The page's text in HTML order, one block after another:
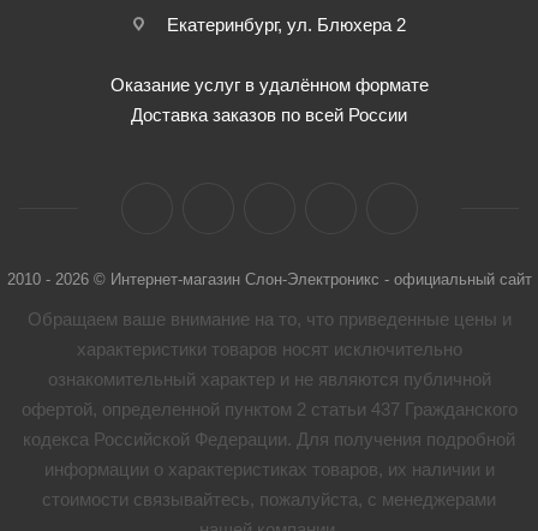
Екатеринбург, ул. Блюхера 2
Оказание услуг в удалённом формате
Доставка заказов по всей России
2010 - 2026 © Интернет-магазин Слон-Электроникс - официальный сайт
Обращаем ваше внимание на то, что приведенные цены и
характеристики товaров носят исключительно
ознакомительный характер и не являются публичной
офертой, определенной пунктом 2 статьи 437 Гражданского
кодекса Российской Федерации. Для получения подробной
информации о характеристиках товaров, их наличии и
стоимости связывайтесь, пожалуйста, с менеджерами